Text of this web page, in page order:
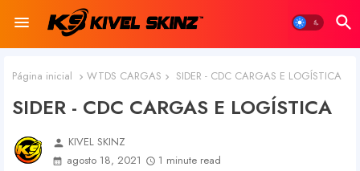
Página inicial WTDS CARGAS SIDER - CDC CARGAS E LOGÍSTICA
SIDER - CDC CARGAS E LOGÍSTICA
person KIVEL SKINZ
agosto 18, 2021
1 minute read